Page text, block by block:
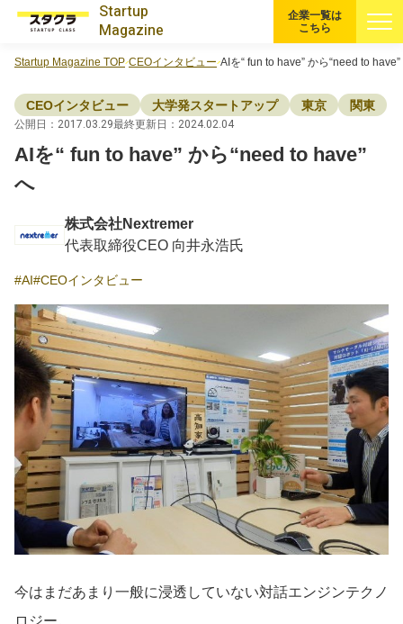
Startup
Magazine
注目スタートアップ
イベント・セミナー
特集記事
CEOインタビュー
転職
大学発スタートアップ
導入事例
Startup Magazine
企業一覧は
こちら
Startup Magazine TOP CEOインタビュー AIを“ fun to have” から“need to have”
CEOインタビュー 大学発スタートアップ 東京 関東
公開日：2017.03.29最終更新日：2024.02.04
AIを“ fun to have” から“need to have”
へ
株式会社Nextremer
代表取締役CEO 向井永浩氏
AI CEOインタビュー
今はまだあまり一般に浸透していない対話エンジンテクノ
ロジー。